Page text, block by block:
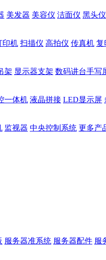
美发器 美容仪 洁面仪 黑头仪
印机 扫描仪 高拍仪 传真机 复
架 显示器支架 数码讲台手写
一体机 液晶拼接 LED显示屏
监视器 中央控制系统 更多产
服务器准系统 服务器配件 服